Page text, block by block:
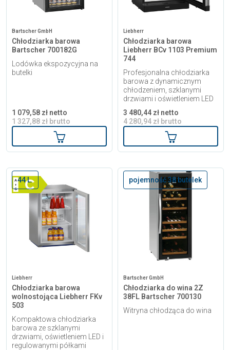
Bartscher GmbH
Chłodziarka barowa
Bartscher 700182G
Lodówka ekspozycyjna na
butelki
1 079,58 zł netto
1 327,88 zł brutto
Dodaj do koszyka
Liebherr
Chłodziarka barowa
Liebherr BCv 1103 Premium
744
Profesjonalna chłodziarka
barowa z dynamicznym
chłodzeniem, szklanymi
drzwiami i oświetleniem LED
3 480,44 zł netto
4 280,94 zł brutto
Dodaj do
44 L.
Liebherr
Chłodziarka barowa
wolnostojąca Liebherr FKv
503
Kompaktowa chłodziarka
barowa ze szklanymi
drzwiami, oświetleniem LED i
regulowanymi półkami
pojemność 38 butelek
Bartscher GmbH
Chłodziarka do wina 2Z
38FL Bartscher 700130
Witryna chłodząca do wina